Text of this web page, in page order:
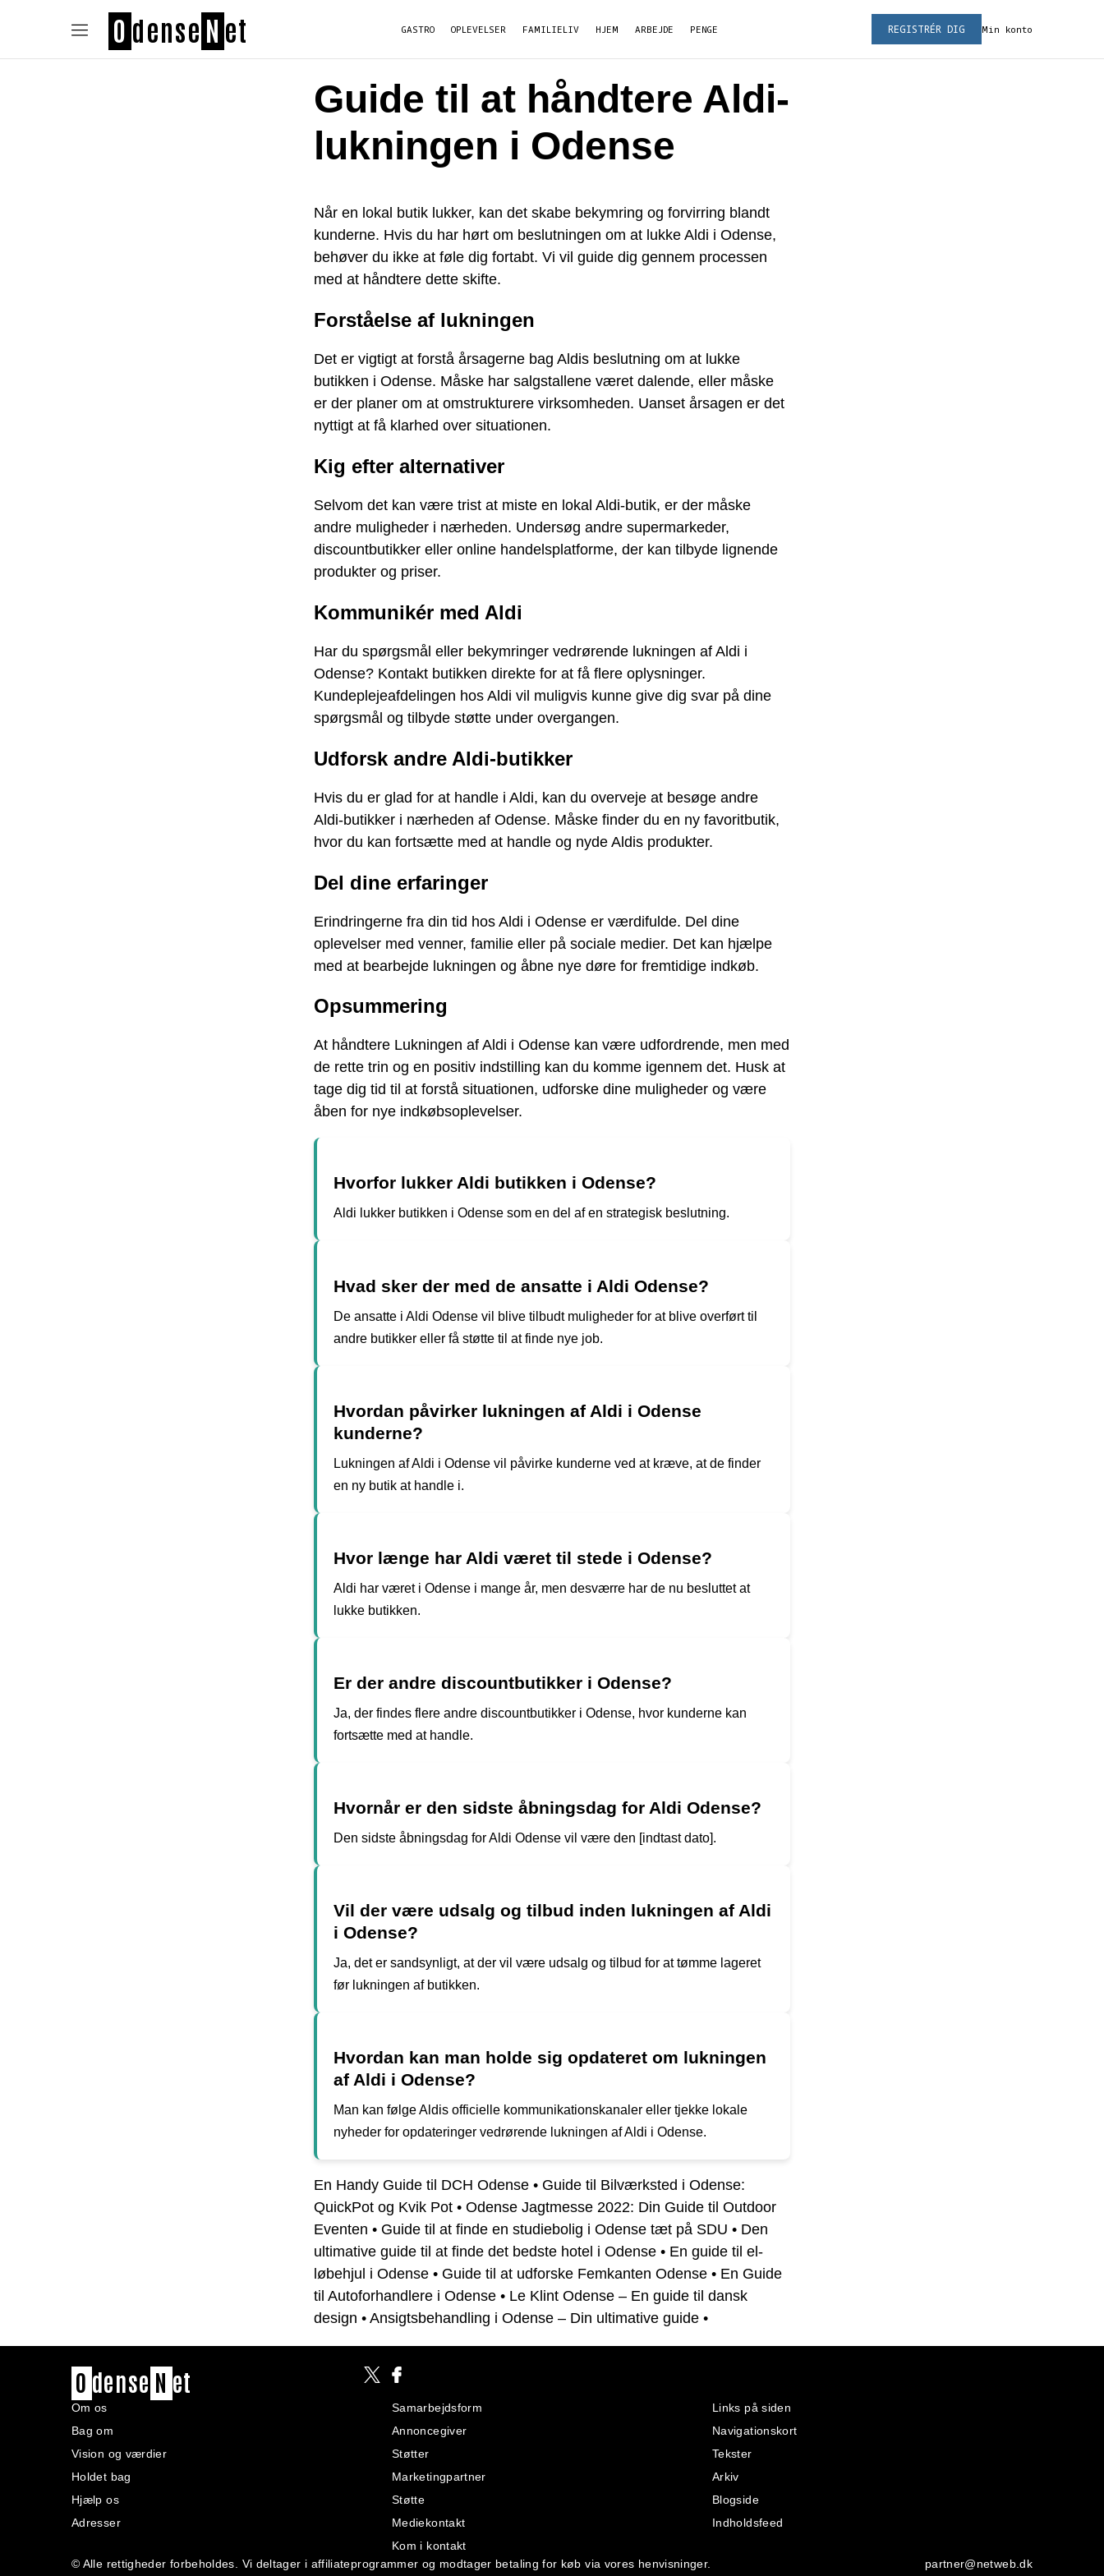
O dense N et GASTRO OPLEVELSER FAMILIELIV HJEM ARBEJDE PENGE Min konto
REGISTRÉR DIG
Guide til at håndtere Aldi-
lukningen i Odense
Når en lokal butik lukker, kan det skabe bekymring og forvirring blandt
kunderne. Hvis du har hørt om beslutningen om at lukke Aldi i Odense,
behøver du ikke at føle dig fortabt. Vi vil guide dig gennem processen
med at håndtere dette skifte.
Forståelse af lukningen
Det er vigtigt at forstå årsagerne bag Aldis beslutning om at lukke
butikken i Odense. Måske har salgstallene været dalende, eller måske
er der planer om at omstrukturere virksomheden. Uanset årsagen er det
nyttigt at få klarhed over situationen.
Kig efter alternativer
Selvom det kan være trist at miste en lokal Aldi-butik, er der måske
andre muligheder i nærheden. Undersøg andre supermarkeder,
discountbutikker eller online handelsplatforme, der kan tilbyde lignende
produkter og priser.
Kommunikér med Aldi
Har du spørgsmål eller bekymringer vedrørende lukningen af Aldi i
Odense? Kontakt butikken direkte for at få flere oplysninger.
Kundeplejeafdelingen hos Aldi vil muligvis kunne give dig svar på dine
spørgsmål og tilbyde støtte under overgangen.
Udforsk andre Aldi-butikker
Hvis du er glad for at handle i Aldi, kan du overveje at besøge andre
Aldi-butikker i nærheden af Odense. Måske finder du en ny favoritbutik,
hvor du kan fortsætte med at handle og nyde Aldis produkter.
Del dine erfaringer
Erindringerne fra din tid hos Aldi i Odense er værdifulde. Del dine
oplevelser med venner, familie eller på sociale medier. Det kan hjælpe
med at bearbejde lukningen og åbne nye døre for fremtidige indkøb.
Opsummering
At håndtere Lukningen af Aldi i Odense kan være udfordrende, men med
de rette trin og en positiv indstilling kan du komme igennem det. Husk at
tage dig tid til at forstå situationen, udforske dine muligheder og være
åben for nye indkøbsoplevelser.
Hvorfor lukker Aldi butikken i Odense?
Aldi lukker butikken i Odense som en del af en strategisk beslutning.
Hvad sker der med de ansatte i Aldi Odense?
De ansatte i Aldi Odense vil blive tilbudt muligheder for at blive overført til
andre butikker eller få støtte til at finde nye job.
Hvordan påvirker lukningen af Aldi i Odense
kunderne?
Lukningen af Aldi i Odense vil påvirke kunderne ved at kræve, at de finder
en ny butik at handle i.
Hvor længe har Aldi været til stede i Odense?
Aldi har været i Odense i mange år, men desværre har de nu besluttet at
lukke butikken.
Er der andre discountbutikker i Odense?
Ja, der findes flere andre discountbutikker i Odense, hvor kunderne kan
fortsætte med at handle.
Hvornår er den sidste åbningsdag for Aldi Odense?
Den sidste åbningsdag for Aldi Odense vil være den [indtast dato].
Vil der være udsalg og tilbud inden lukningen af Aldi
i Odense?
Ja, det er sandsynligt, at der vil være udsalg og tilbud for at tømme lageret
før lukningen af butikken.
Hvordan kan man holde sig opdateret om lukningen
af Aldi i Odense?
Man kan følge Aldis officielle kommunikationskanaler eller tjekke lokale
nyheder for opdateringer vedrørende lukningen af Aldi i Odense.
En Handy Guide til DCH Odense • Guide til Bilværksted i Odense:
QuickPot og Kvik Pot • Odense Jagtmesse 2022: Din Guide til Outdoor
Eventen • Guide til at finde en studiebolig i Odense tæt på SDU • Den
ultimative guide til at finde det bedste hotel i Odense • En guide til el-
løbehjul i Odense • Guide til at udforske Femkanten Odense • En Guide
til Autoforhandlere i Odense • Le Klint Odense – En guide til dansk
design • Ansigtsbehandling i Odense – Din ultimative guide •
O dense N et
© Alle rettigheder forbeholdes. Vi deltager i affiliateprogrammer og modtager betaling for køb via vores henvisninger.
Om os
Bag om
Vision og værdier
Holdet bag
Hjælp os
Adresser
Samarbejdsform
Annoncegiver
Støtter
Marketingpartner
Støtte
Mediekontakt
Kom i kontakt
Links på siden
Navigationskort
Tekster
Arkiv
Blogside
Indholdsfeed
partner@netweb.dk